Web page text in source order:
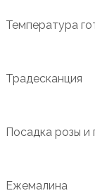
Температура
Традесканция
Посадка розы и
Ежемалина